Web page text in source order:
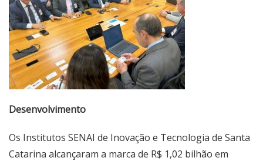
Desenvolvimento
Os Institutos SENAI de Inovação e Tecnologia de Santa
Catarina alcançaram a marca de R$ 1,02 bilhão em